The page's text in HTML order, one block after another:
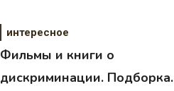
интересное
Фильмы и книги о
дискриминации. Подборка.